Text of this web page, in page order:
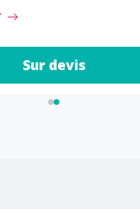
Sur devis